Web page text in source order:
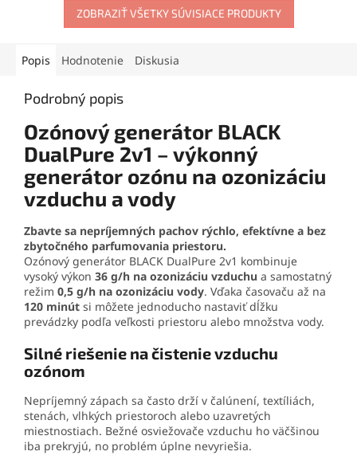
a je
kompatibilná s väčšinou
Vhodná pre náročné
alebo nepretržitej
prevádzkerýchlo odstraňuje
ZOBRAZIŤ VŠETKY SÚVISIACE PRODUKTY
Popis Hodnotenie Diskusia
Podrobný popis
Ozónový generátor BLACK
DualPure 2v1 – výkonný
generátor ozónu na ozonizáciu
vzduchu a vody
Zbavte sa nepríjemných pachov rýchlo, efektívne a bez
zbytočného parfumovania priestoru.
Ozónový generátor BLACK DualPure 2v1 kombinuje
vysoký výkon 36 g/h na ozonizáciu vzduchu a samostatný
režim 0,5 g/h na ozonizáciu vody. Vďaka časovaču až na
120 minút si môžete jednoducho nastaviť dĺžku
prevádzky podľa veľkosti priestoru alebo množstva vody.
Silné riešenie na čistenie vzduchu
ozónom
Nepríjemný zápach sa často drží v čalúnení, textíliách,
stenách, vlhkých priestoroch alebo uzavretých
miestnostiach. Bežné osviežovače vzduchu ho väčšinou
iba prekryjú, no problém úplne nevyriešia.